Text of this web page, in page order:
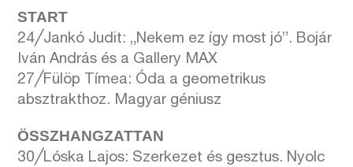
START
24╱Jankó Judit: „Nekem ez így most jó”. Bojár
Iván András és a Gallery MAX
27╱Fülöp Tímea: Óda a geometrikus
absztrakthoz. Magyar géniusz
ÖSSZHANGZATTAN
30╱Lóska Lajos: Szerkezet és gesztus. Nyolc